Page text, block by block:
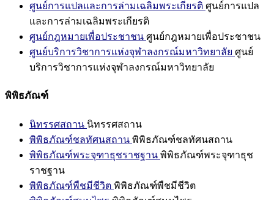
ศูนย์การแปลและการล่ามเฉลิมพระเกียรติ ศูนย์การแปล
และการล่ามเฉลิมพระเกียรติ
ศูนย์กฎหมายเพื่อประชาชน ศูนย์กฎหมายเพื่อประชาชน
ศูนย์บริการวิชาการแห่งจุฬาลงกรณ์มหาวิทยาลัย ศูนย์
บริการวิชาการแห่งจุฬาลงกรณ์มหาวิทยาลัย
พิพิธภัณฑ์
นิทรรศสถาน นิทรรศสถาน
พิพิธภัณฑ์ชลทัศนสถาน พิพิธภัณฑ์ชลทัศนสถาน
พิพิธภัณฑ์พระจุฑาธุชราชฐาน พิพิธภัณฑ์พระจุฑาธุช
ราชฐาน
พิพิธภัณฑ์พืชมีชีวิต พิพิธภัณฑ์พืชมีชีวิต